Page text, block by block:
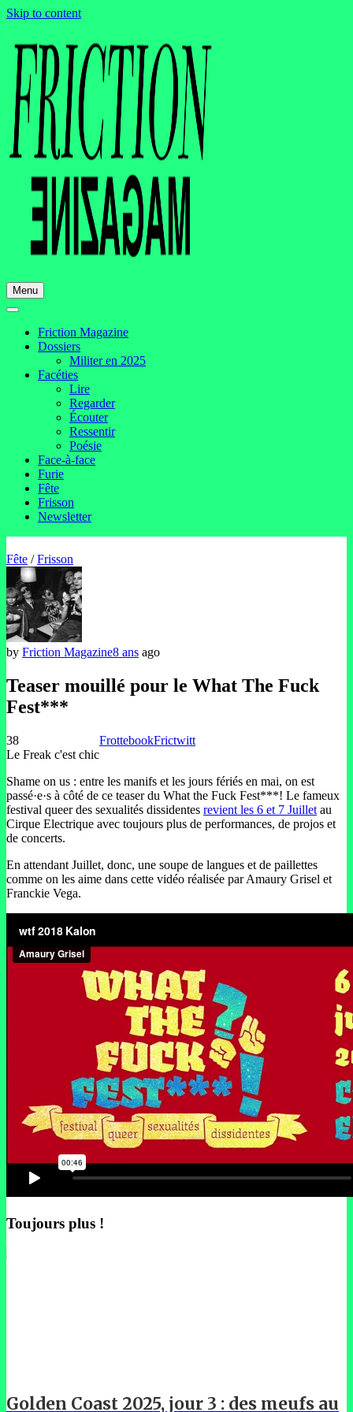
Skip to content
Menu
Friction Magazine
Dossiers
Militer en 2025
Facéties
Lire
Regarder
Écouter
Ressentir
Poésie
Face-à-face
Furie
Fête
Frisson
Newsletter
Fête /Frisson
by Friction Magazine8 ans ago
Teaser mouillé pour le What The Fuck
Fest***
38
Le Freak c'est chic
FrottebookFrictwitt
Shame on us : entre les manifs et les jours fériés en mai, on est
passé·e·s à côté de ce teaser du What the Fuck Fest***! Le fameux
festival queer des sexualités dissidentes revient les 6 et 7 Juillet au
Cirque Electrique avec toujours plus de performances, de projos et
de concerts.
En attendant Juillet, donc, une soupe de langues et de paillettes
comme on les aime dans cette vidéo réalisée par Amaury Grisel et
Franckie Vega.
Toujours plus !
Golden Coast 2025, jour 3 : des meufs au